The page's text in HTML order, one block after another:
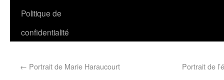
Politique de
confidentialité
← Portrait de Marie Haraucourt Portrait de